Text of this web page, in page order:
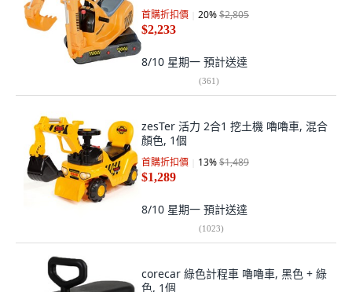
首購折扣價 20%$2,805
$2,233
8/10 星期一 預計送達
(361)
zesTer 活力 2合1 挖土機 嚕嚕車, 混合
顏色, 1個
首購折扣價 13%$1,489
$1,289
8/10 星期一 預計送達
(1023)
corecar 綠色計程車 嚕嚕車, 黑色 + 綠
色, 1個